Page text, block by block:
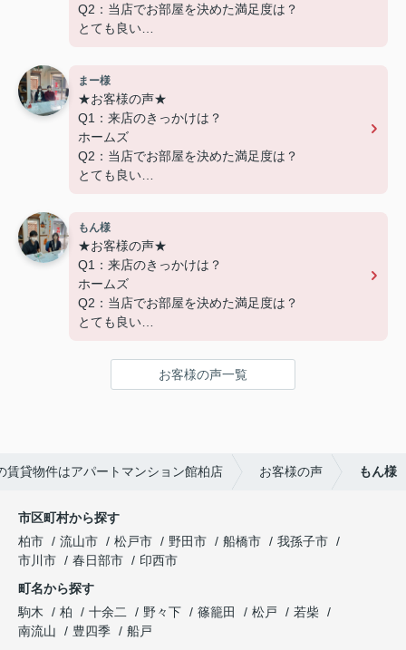
Q2：当店でお部屋を決めた満足度は？
とても良い
---------------------------
この度は弊社でのご契約ありがとうございまし
た！
アパートマンション館では、お部屋のご紹介だけ
でなく、入居後のアフターフォローもさせて頂いて
引越し業者のご紹介やインターネット回線のご相
談、その他入居中のお困りごとなどございました
ら、どうぞお気軽にご相談ください。
アパートマンション館は365日毎日キャンペーン
開催中！ お問い合わせは 04(7167)1222までどう
ぞ♪
まー様
★お客様の声★
Q1：来店のきっかけは？
ホームズ
Q2：当店でお部屋を決めた満足度は？
とても良い
---------------------------
この度は弊社でのご契約ありがとうございまし
た！
アパートマンション館では、お部屋のご紹介だけ
でなく、入居後のアフターフォローもさせて頂いて
引越し業者のご紹介やインターネット回線のご相
談、その他入居中のお困りごとなどございました
もん様
★お客様の声★
Q1：来店のきっかけは？
ホームズ
Q2：当店でお部屋を決めた満足度は？
とても良い
アパートマンション館では、お部屋のご紹介だけ
でなく、入居後のアフターフォローもさせて頂いて
引越し業者のご紹介やインターネット回線のご相
ら、どうぞお気軽にご相談ください。
アパートマンション館は365日毎日キャンペーン
開催中！ お問い合わせは 04(7167)1222までどう
ぞ♪
お客様の声一覧
賃貸物件はアパートマンション館柏店 お客様の声 もん様
市区町村から探す
柏市
流山市 松戸市 野田市 船橋市
我孫子市
市川市
春日部市
印西市
町名から探す
駒木
柏 十余二 野々下 篠籠田 松戸
若柴
南流山
豊四季
船戸